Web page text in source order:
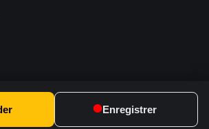
Enregistrer
2.228.1